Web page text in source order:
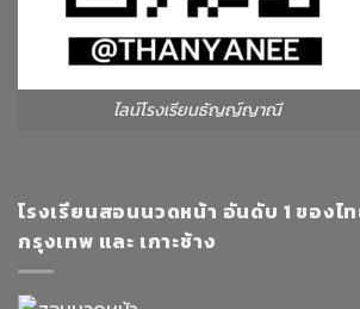
ไลน์โรงเรียนธัญญ์ญาณี
โรงเรียนสอนนวดหน้า อันดับ 1 ของไท
กรุงเทพ และ เกาะช้าง